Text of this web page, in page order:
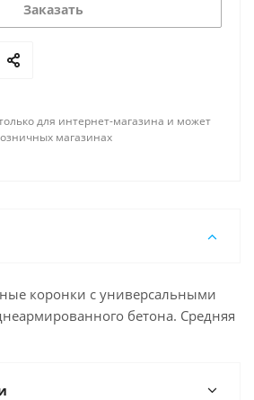
Заказать
для интернет-магазина и может
магазинах
коронки с универсальными
бетона. Средняя